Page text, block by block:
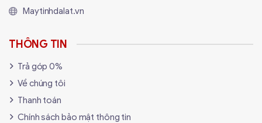
Maytinhdalat.vn
THÔNG TIN
Trả góp 0%
Về chúng tôi
Thanh toán
Chính sách bảo mật thông tin